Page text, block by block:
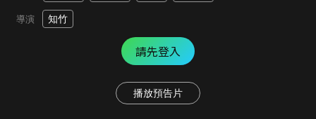
導演 知竹
請先登入
播放預告片